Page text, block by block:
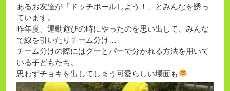
あるお友達が「ドッチボールしよう！」とみんなを誘っ
ています。
昨年度、運動遊びの時にやったのを思い出して、みんな
で線を引いたりチーム分け…
チーム分けの際にはグーとパーで分かれる方法を用いて
いる子どもたち。
思わずチョキを出してしまう可愛らしい場面も